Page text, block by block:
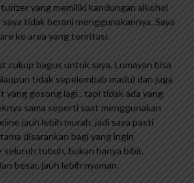
yang memiliki kandungan alkohol
tidak berani menggunakannya. Saya
ke area yang teriritasi.
cukup bagus untuk saya. Lumayan bisa
tidak sepelembab madu) dan juga
yang gosong lagi.. tapi tidak ada yang
sama seperti saat menggunakan
jauh lebih murah, jadi saya pasti
disarankan bagi yang ingin
seluruh tubuh, bukan hanya bibir.
besar, jauh lebih nyaman.